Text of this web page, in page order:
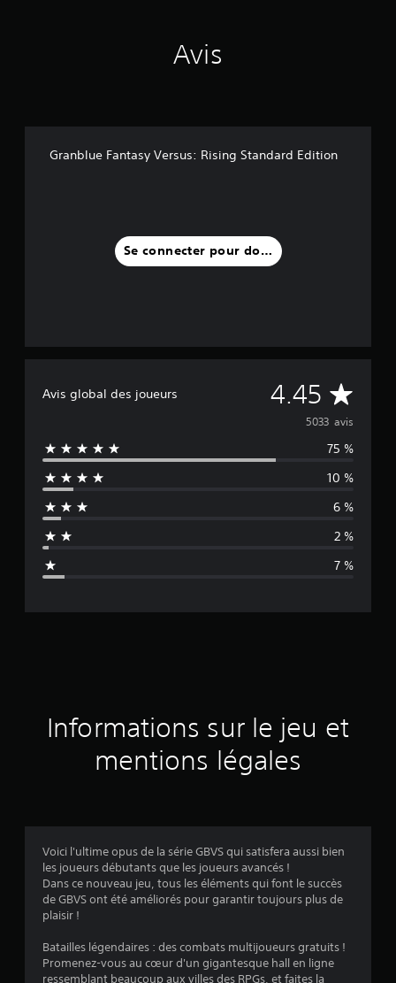
Avis
Granblue Fantasy Versus: Rising Standard Edition
Se connecter pour donner un avis
Avis global des joueurs 4.45 M
o
y
e
n
d
a
:
.
5033 avis
75 %
10 %
6 %
2 %
7 %
Informations sur le jeu et
mentions légales
Voici l'ultime opus de la série GBVS qui satisfera aussi bien
les joueurs débutants que les joueurs avancés !
Dans ce nouveau jeu, tous les éléments qui font le succès
de GBVS ont été améliorés pour garantir toujours plus de
plaisir !
Batailles légendaires : des combats multijoueurs gratuits !
Promenez-vous au cœur d'un gigantesque hall en ligne
ressemblant beaucoup aux villes des RPGs, et faites la